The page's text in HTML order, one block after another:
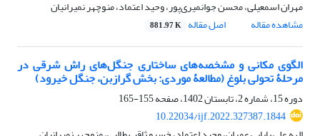
مهران اسمعیلی، محسن جوانمیری‌پور، وحید اعتماد، منوچهر نمیرانیان
مشاهده مقاله
اصل مقاله 881.97 K
الگوی مکانی و مشخصه‌های ساختاری جنگل‌های راش شرقی در
مرحلۀ تحولی بلوغ (مطالعۀ موردی: بخش گرازبن، جنگل خیرود)
دوره 15، شماره 2، تابستان 1402، صفحه
155-165
10.22034/ijf.2022.327387.1844